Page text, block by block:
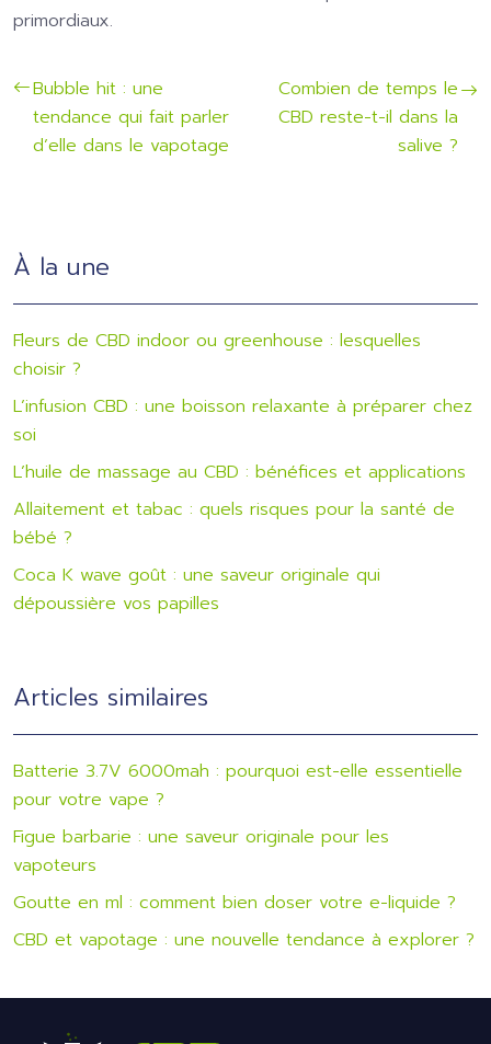
primordiaux.
Bubble hit : une
tendance qui fait parler
d’elle dans le vapotage
Combien de temps le
CBD reste-t-il dans la
salive ?
À la une
Fleurs de CBD indoor ou greenhouse : lesquelles
choisir ?
L’infusion CBD : une boisson relaxante à préparer chez
soi
L’huile de massage au CBD : bénéfices et applications
Allaitement et tabac : quels risques pour la santé de
bébé ?
Coca K wave goût : une saveur originale qui
dépoussière vos papilles
Articles similaires
Batterie 3.7V 6000mah : pourquoi est-elle essentielle
pour votre vape ?
Figue barbarie : une saveur originale pour les
vapoteurs
Goutte en ml : comment bien doser votre e-liquide ?
CBD et vapotage : une nouvelle tendance à explorer ?